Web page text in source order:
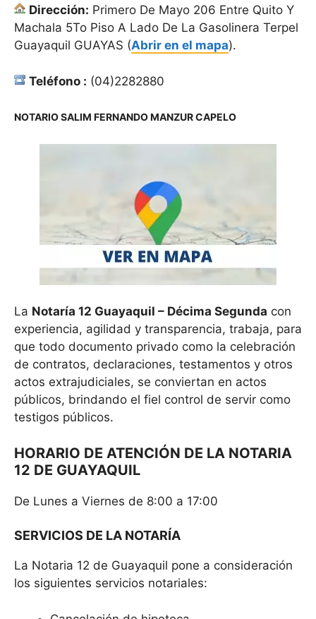
Dirección: Primero De Mayo 206 Entre Quito Y
Machala 5To Piso A Lado De La Gasolinera Terpel
Guayaquil GUAYAS (Abrir en el mapa).
Teléfono : (04)2282880
NOTARIO SALIM FERNANDO MANZUR CAPELO
La Notaría 12 Guayaquil – Décima Segunda con
experiencia, agilidad y transparencia, trabaja, para
que todo documento privado como la celebración
de contratos, declaraciones, testamentos y otros
actos extrajudiciales, se conviertan en actos
públicos, brindando el fiel control de servir como
testigos públicos.
HORARIO DE ATENCIÓN DE LA NOTARIA
12 DE GUAYAQUIL
De Lunes a Viernes de 8:00 a 17:00
SERVICIOS DE LA NOTARÍA
La Notaria 12 de Guayaquil pone a consideración
los siguientes servicios notariales: